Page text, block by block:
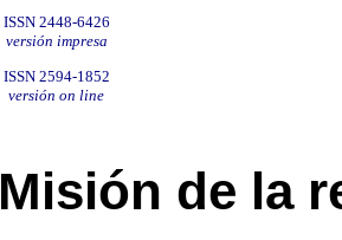
ISSN 2448-6426
versión impresa
ISSN 2594-1852
versión on line
Misión de la